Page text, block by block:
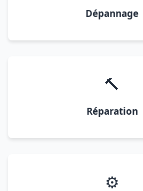
Dépannage
🔨
Réparation
⚙️